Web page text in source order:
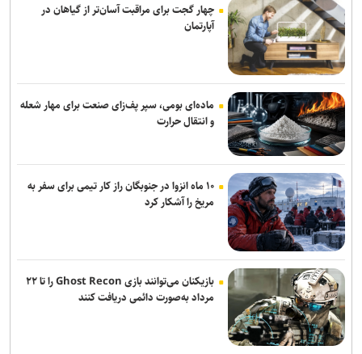
کشور
همراه باشد
آغاز عملیات اجرایی ۳ هزار پروژه ورزشی در قالب طرح میدان همدلی
آماده‌باش پلیس راهور برای موج سفرهای پایانی ماه صفر
پیام حجت‌الاسلام محسنی اژه‌ای، خطاب به دبیر جدید شورای عالی امنیت
ملی
چهار گجت برای مراقبت آسان‌تر از گیاهان در
آپارتمان
ماده‌ای بومی، سپر پف‌زای صنعت برای مهار شعله
و انتقال حرارت
۱۰ ماه انزوا در جنوبگان راز کار تیمی برای سفر به
مریخ را آشکار کرد
بازیکنان می‌توانند بازی Ghost Recon را تا ۲۲
مرداد به‌صورت دائمی دریافت کنند